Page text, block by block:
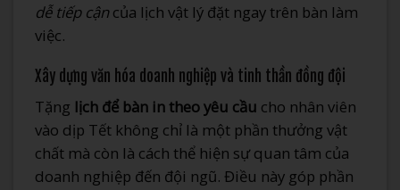
dễ tiếp cậncủa lịch vật lý đặt ngay trên bàn làm
việc.
Xây dựng văn hóa doanh nghiệp và tinh thần đồng đội
Tặng lịch để bàn in theo yêu cầu cho nhân viên
vào dịp Tết không chỉ là một phần thưởng vật
chất mà còn là cách thể hiện sự quan tâm của
doanh nghiệp đến đội ngũ. Điều này góp phần